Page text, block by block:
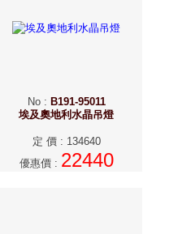
No: B191-95011
埃及奧地利水晶吊燈
定 價: 134640
優惠價: 22440